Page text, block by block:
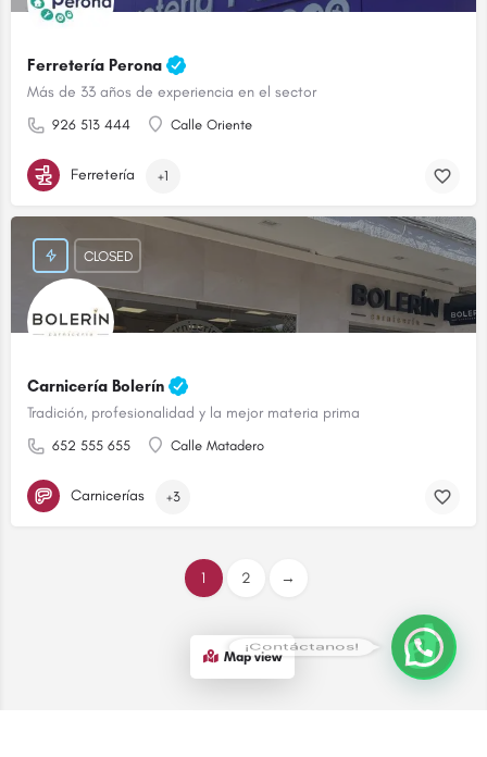
Ferretería Perona
Más de 33 años de experiencia en el sector
926 513 444 Calle Oriente
Ferretería +1
Carnicería Bolerín
Tradición, profesionalidad y la mejor materia prima
652 555 655 Calle Matadero
CLOSED
Carnicerías +3
1 2 →
Map view
¡Contáctanos!